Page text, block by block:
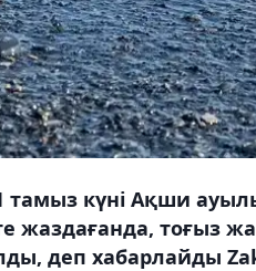
тамыз күні Ақши
жаздағанда, тоғыз
деп хабарлайды